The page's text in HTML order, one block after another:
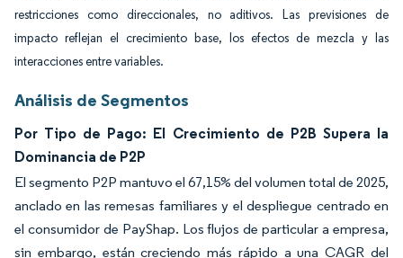
restricciones como direccionales, no aditivos. Las previsiones de
impacto reflejan el crecimiento base, los efectos de mezcla y las
interacciones entre variables.
Análisis de Segmentos
Por Tipo de Pago: El Crecimiento de P2B Supera la
Dominancia de P2P
El segmento P2P mantuvo el 67,15% del volumen total de 2025,
anclado en las remesas familiares y el despliegue centrado en
el consumidor de PayShap. Los flujos de particular a empresa,
sin embargo, están creciendo más rápido a una CAGR del